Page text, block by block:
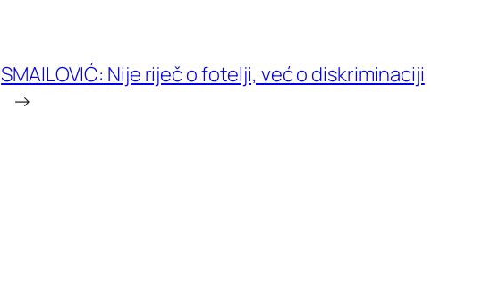
SMAILOVIĆ: Nije riječ o fotelji, već o diskriminaciji
→